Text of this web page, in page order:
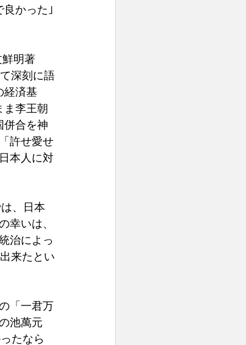
かった｣
明著
深刻に語
経済基
ま李王朝
併合を神
許せ愛せ
本人に対
、日本
幸いは、
治によっ
来たとい
「一君万
池萬元
たなら